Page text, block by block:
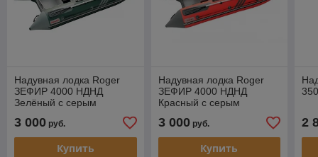
Надувная лодка Roger
ЗЕФИР 4000 НДНД
Зелёный с серым
3 000 руб.
Купить
Надувная лодка Roger
ЗЕФИР 4000 НДНД
Красный с серым
3 000руб.
Купить
2